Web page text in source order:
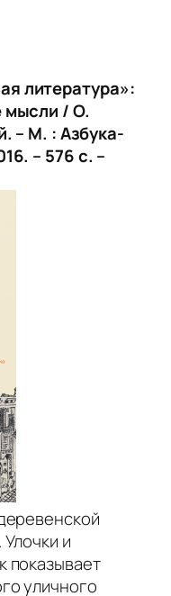
литература»:
мысли / О.
– М. : Азбука-
– 576 с. –
и
показывает
уличного